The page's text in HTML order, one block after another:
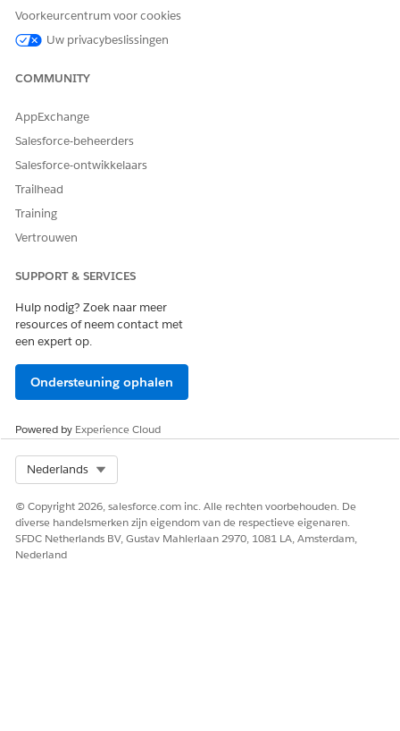
Loyalty Cloud
Insurance Managed Package
HEEFT DIT ARTIKEL UW PROBLEEM OPGELOST?
Laat ons weten wat we kunnen doen om te verbeteren!
Voorkeurcentrum voor cookies
Uw privacybeslissingen
COMMUNITY
AppExchange
Salesforce-beheerders
Salesforce-ontwikkelaars
Trailhead
Training
Vertrouwen
SUPPORT & SERVICES
Hulp nodig? Zoek naar meer
resources of neem contact met
een expert op.
Ondersteuning ophalen
Powered by Experience Cloud
Nederlands
© Copyright 2026, salesforce.com inc. Alle rechten voorbehouden. De
diverse handelsmerken zijn eigendom van de respectieve eigenaren.
SFDC Netherlands BV, Gustav Mahlerlaan 2970, 1081 LA, Amsterdam,
Nederland